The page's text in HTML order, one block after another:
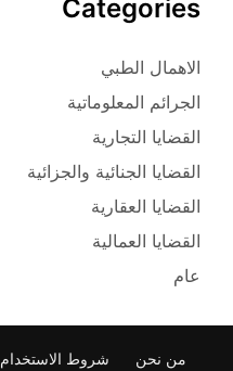
Categories
الاهمال الطبي
الجرائم المعلوماتية
القضايا التجارية
القضايا الجنائية والجزائية
القضايا العقارية
القضايا العمالية
عام
من نحن شروط الاستخدام